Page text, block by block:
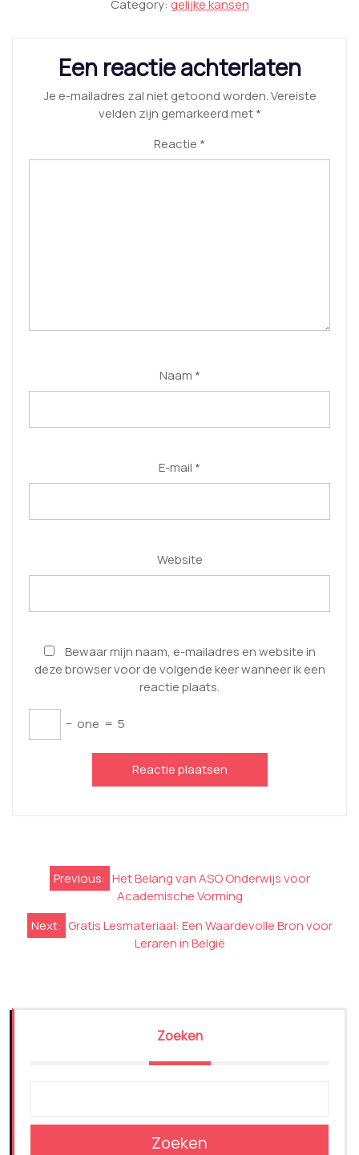
Category: gelijke kansen
Een reactie achterlaten
Je e-mailadres zal niet getoond worden.Vereiste
velden zijn gemarkeerd met*
Reactie *
Naam *
E-mail *
Website
Bewaar mijn naam, e-mailadres en website in
deze browser voor de volgende keer wanneer ik een
reactie plaats.
− one = 5
Berichtnavigatie
Previous: Het Belang van ASO Onderwijs voor
Academische Vorming
Next: Gratis Lesmateriaal: Een Waardevolle Bron voor
Leraren in België
Zoeken
Zoeken